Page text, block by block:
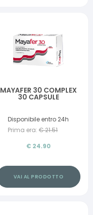
MAYAFER 30 COMPLEX
30 CAPSULE
Disponibile entro 24h
Prima era: €21.51
€ 24.90
VAI AL PRODOTTO